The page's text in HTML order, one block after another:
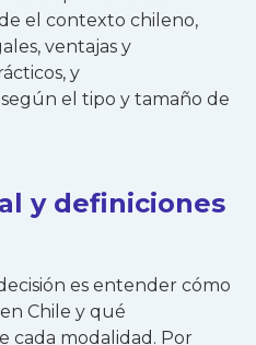
el contexto chileno,
ventajas y
y
el tipo y tamaño de
y definiciones
es entender cómo
Chile y qué
cada modalidad. Por